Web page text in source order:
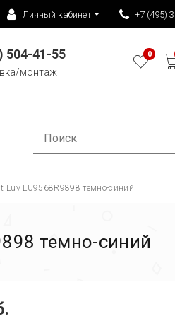
Личный кабинет +7 (495)
504-41-55
монтаж
0
Luv LU9568R9898 темно-синий
темно-синий